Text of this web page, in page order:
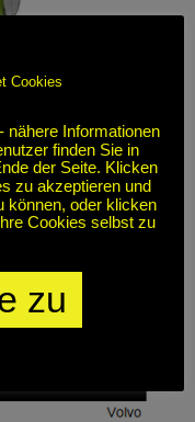
Cookies
nähere Informationen
finden Sie in
der Seite. Klicken
zu akzeptieren und
können, oder klicken
Cookies selbst zu
zu